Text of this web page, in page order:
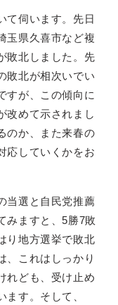
て伺います。先日
玉県久喜市など複
敗北しました。先
敗北が相次いでい
すが、この傾向に
改めて示されまし
のか、また来春の
応していくかをお
当選と自民党推薦
みますと、5勝7敗
り地方選挙で敗北
、これはしっかり
れども、受け止め
す。そして、